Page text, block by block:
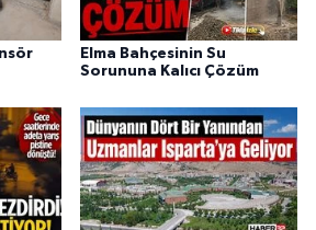
Elma Bahçesinin Su
Sorununa Kalıcı Çözüm